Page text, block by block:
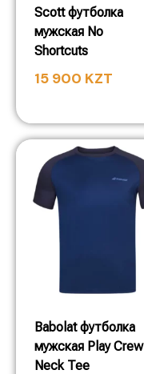
Scott футболка
мужская No
Shortcuts
15 900 KZT
Babolat футболка
мужская Play Crew
Neck Tee